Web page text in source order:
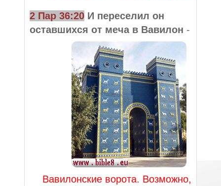
2 Пар 36:20 И переселил он
оставшихся от меча в Вавилон -
Вавилонские ворота. Возможно,